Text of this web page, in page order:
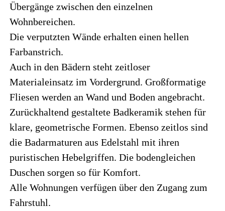
Übergänge zwischen den einzelnen
Wohnbereichen.
Die verputzten Wände erhalten einen hellen
Farbanstrich.
Auch in den Bädern steht zeitloser
Materialeinsatz im Vordergrund. Großformatige
Fliesen werden an Wand und Boden angebracht.
Zurückhaltend gestaltete Badkeramik stehen für
klare, geometrische Formen. Ebenso zeitlos sind
die Badarmaturen aus Edelstahl mit ihren
puristischen Hebelgriffen. Die bodengleichen
Duschen sorgen so für Komfort.
Alle Wohnungen verfügen über den Zugang zum
Fahrstuhl.